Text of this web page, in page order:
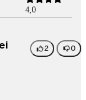
4,0
2 0